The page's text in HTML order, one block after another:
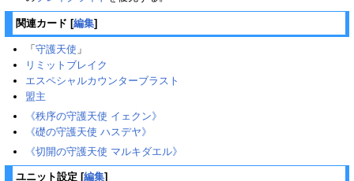
関連カード [編集]
「 守護天使 」
リミットブレイク
エスペシャルカウンターブラスト
盟主
《秩序の守護天使 イェクン》
《礎の守護天使 ハスデヤ》
《切開の守護天使 マルキダエル》
ユニット設定 [編集]